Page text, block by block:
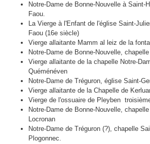
Notre-Dame de Bonne-Nouvelle à Saint-
Faou.
La Vierge à l'Enfant de l'église Saint-
Faou (16e siècle)
Vierge allaitante Mamm al leiz de la
Notre-Dame de Bonne-Nouvelle,
Vierge allaitante de la chapelle Notre-
Quéménéven
Notre-Dame de Tréguron, église Saint-
Vierge allaitante de la Chapelle de
Vierge de l'ossuaire de Pleyben
Notre-Dame de Bonne-Nouvelle,
Locronan
Notre-Dame de Tréguron (?), chapelle
Plogonnec.